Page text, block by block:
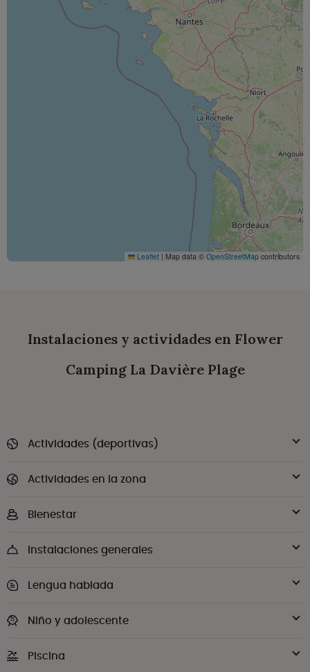
Leaflet | Map data © OpenStreetMap contributors
Instalaciones y actividades en Flower
Camping La Davière Plage
Actividades (deportivas)
Actividades en la zona
Bienestar
Instalaciones generales
Lengua hablada
Niño y adolescente
Piscina